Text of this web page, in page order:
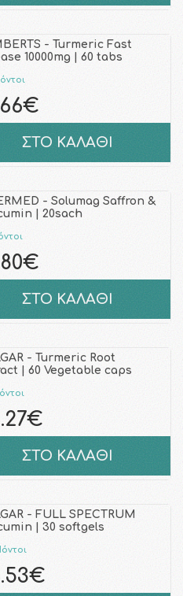
- Turmeric Fast
10000mg | 60 tabs
ΣΤΟ ΚΑΛΑΘΙ
- Solumag Saffron &
| 20sach
ΣΤΟ ΚΑΛΑΘΙ
- Turmeric Root
| 60 Vegetable caps
ΣΤΟ ΚΑΛΑΘΙ
- FULL SPECTRUM
| 30 softgels